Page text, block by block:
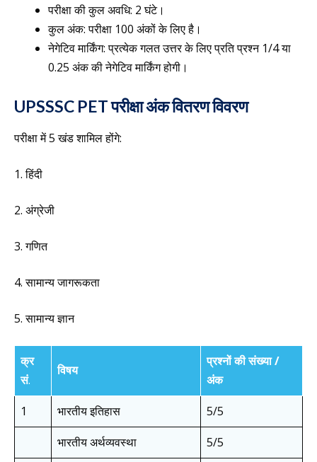
परीक्षा की कुल अवधि: 2 घंटे।
कुल अंक: परीक्षा 100 अंकों के लिए है।
नेगेटिव मार्किंग: प्रत्येक गलत उत्तर के लिए प्रति प्रश्न 1/4 या
0.25 अंक की नेगेटिव मार्किंग होगी।
UPSSSC PET परीक्षा अंक वितरण विवरण
परीक्षा में 5 खंड शामिल होंगे:
1. हिंदी
2. अंग्रेजी
3. गणित
4. सामान्य जागरूकता
5. सामान्य ज्ञान
क्र
सं.
विषय
प्रश्नों की संख्या /
अंक
1
भारतीय इतिहास
5/5
भारतीय अर्थव्यवस्था
5/5